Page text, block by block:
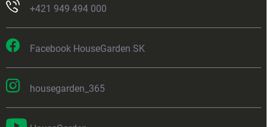
+421 949 494 000
Facebook HouseGarden SK
housegarden_365